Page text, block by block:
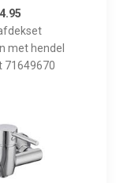
met hendel
71649670